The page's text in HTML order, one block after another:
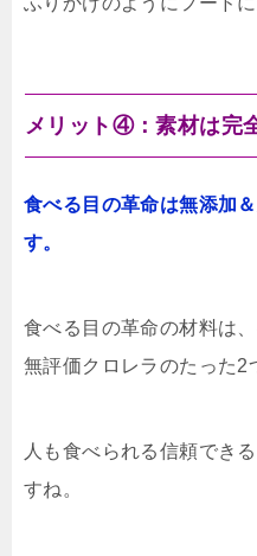
メリット④：素材は完
食べる目の革命は無添加
す。
食べる目の革命の材料は
無評価クロレラのたった2
人も食べられる信頼でき
すね。